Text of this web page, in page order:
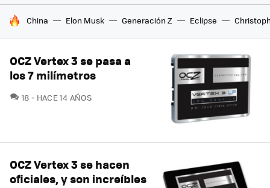
HOY SE HABLA DE
China Elon Musk Generación Z Eclipse
OCZ Vertex 3 se pasa a
los 7 milímetros
18 COMENTARIOS
HACE 14 AÑOS
OCZ Vertex 3 se hacen
oficiales, y son increíbles